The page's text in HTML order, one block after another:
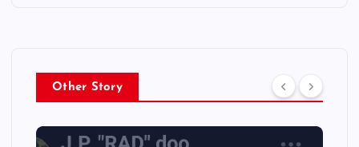
Other Story